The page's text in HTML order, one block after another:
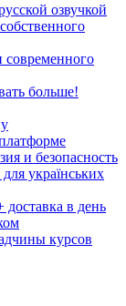
озвучкой
больше!
и безопасность
українських
в день
курсов